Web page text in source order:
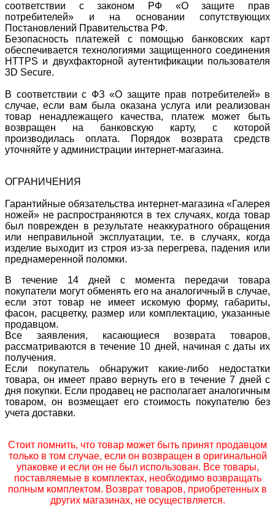
соответствии с законом РФ «О защите прав
потребителей» и на основании сопутствующих
Постановлений Правительства РФ.
Безопасность платежей с помощью банковских карт
обеспечивается технологиями защищенного соединения
HTTPS и двухфакторной аутентификации пользователя
3D Secure.
В соответствии с ФЗ «О защите прав потребителей» в
случае, если вам была оказана услуга или реализован
товар ненадлежащего качества, платеж может быть
возвращен на банковскую карту, с которой
производилась оплата. Порядок возврата средств
уточняйте у администрации интернет-магазина.
ОГРАНИЧЕНИЯ
Гарантийные обязательства интернет-магазина «Галерея
ножей» не распространяются в тех случаях, когда товар
был поврежден в результате неаккуратного обращения
или неправильной эксплуатации, т.е. в случаях, когда
изделие выходит из строя из-за перегрева, падения или
преднамеренной поломки.
В течение 14 дней с момента передачи товара
покупатели могут обменять его на аналогичный в случае,
если этот товар не имеет искомую форму, габариты,
фасон, расцветку, размер или комплектацию, указанные
продавцом.
Все заявления, касающиеся возврата товаров,
рассматриваются в течение 10 дней, начиная с даты их
получения.
Если покупатель обнаружит какие-либо недостатки
товара, он имеет право вернуть его в течение 7 дней с
дня покупки. Если продавец не располагает аналогичным
товаром, он возмещает его стоимость покупателю без
учета доставки.
Стоит помнить, что товар может быть принят продавцом
только в том случае, если он возвращен в оригинальной
упаковке и если он не был использован. Все товары,
поставляемые в комплектах, необходимо возвращать
полным комплектом. Возврат товаров, приобретенных в
других магазинах, не осуществляется.